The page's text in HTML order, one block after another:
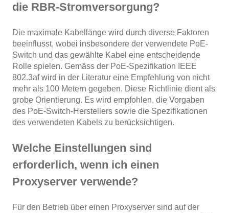
die RBR-Stromversorgung?
Die maximale Kabellänge wird durch diverse Faktoren
beeinflusst, wobei insbesondere der verwendete PoE-
Switch und das gewählte Kabel eine entscheidende
Rolle spielen. Gemäss der PoE-Spezifikation IEEE
802.3af wird in der Literatur eine Empfehlung von nicht
mehr als 100 Metern gegeben. Diese Richtlinie dient als
grobe Orientierung. Es wird empfohlen, die Vorgaben
des PoE-Switch-Herstellers sowie die Spezifikationen
des verwendeten Kabels zu berücksichtigen.
Welche Einstellungen sind
erforderlich, wenn ich einen
Proxyserver verwende?
Für den Betrieb über einen Proxyserver sind auf der